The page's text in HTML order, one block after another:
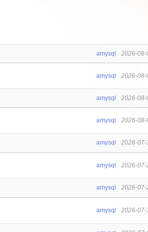
2026-08-
amysql
2026-08-
amysql
2026-08-
amysql
2026-08-
amysql
2026-07-
amysql
2026-07-
amysql
2026-07-
amysql
2026-07-
amysql